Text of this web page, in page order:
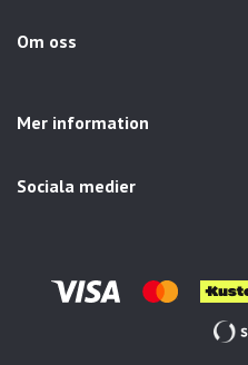
Om oss
Mer information
Sociala medier